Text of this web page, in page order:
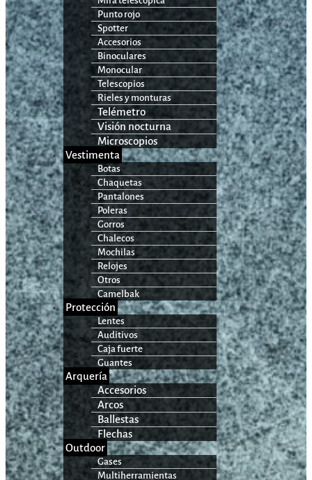
Punto rojo
Spotter
Accesorios
Binoculares
Monocular
Telescopios
Rieles y monturas
Telémetro
Visión nocturna
Microscopios
Vestimenta
Botas
Chaquetas
Pantalones
Poleras
Gorros
Chalecos
Mochilas
Relojes
Otros
Camelbak
Protección
Lentes
Auditivos
Caja fuerte
Guantes
Arquería
Accesorios
Arcos
Ballestas
Flechas
Outdoor
Gases
Multiherramientas